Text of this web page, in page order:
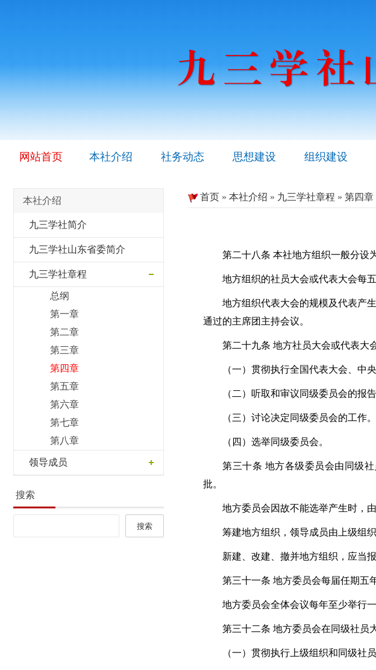
网站首页 本社介绍 社务动态 思想建设 组织建设
本社介绍
九三学社简介
九三学社山东省委简介
九三学社章程
总纲
第一章
第二章
第三章
第四章
第五章
第六章
第七章
第八章
领导成员
搜索
首页 » 本社介绍 » 九三学社章程 » 第四章
第二十八条 本社地方组织一般分设
地方组织的社员大会或代表大会每
地方组织代表大会的规模及代表产
通过的主席团主持会议。
第二十九条 地方社员大会或代表大
（一）贯彻执行全国代表大会、中
（二）听取和审议同级委员会的报告
（三）讨论决定同级委员会的工作。
（四）选举同级委员会。
第三十条 地方各级委员会由同级
批。
地方委员会因故不能选举产生时，
筹建地方组织，领导成员由上级组织
新建、改建、撤并地方组织，应当报
第三十一条 地方委员会每届任期五
地方委员会全体会议每年至少举行
第三十二条 地方委员会在同级社员
（一）贯彻执行上级组织和同级社